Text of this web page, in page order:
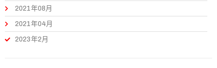
2021年08月
2021年04月
2023年2月